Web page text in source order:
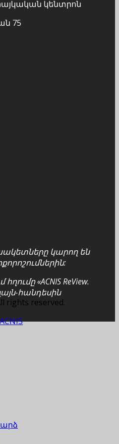
կենտրոն
75
կարող են
«ACNIS ReView.
հանդեսին
rights reserved.
ACNIS